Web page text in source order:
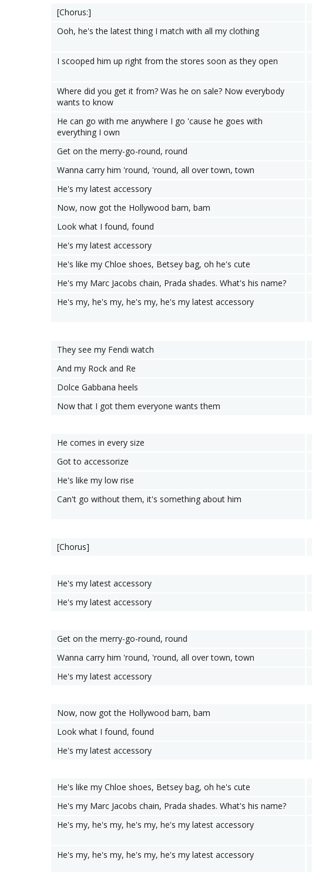
[Chorus:]
Ooh, he's the latest thing I match with all my clothing
I scooped him up right from the stores soon as they open
Where did you get it from? Was he on sale? Now everybody
wants to know
He can go with me anywhere I go 'cause he goes with
everything I own
Get on the merry-go-round, round
Wanna carry him 'round, 'round, all over town, town
He's my latest accessory
Now, now got the Hollywood bam, bam
Look what I found, found
He's my latest accessory
He's like my Chloe shoes, Betsey bag, oh he's cute
He's my Marc Jacobs chain, Prada shades. What's his name?
He's my, he's my, he's my, he's my latest accessory
They see my Fendi watch
And my Rock and Re
Dolce Gabbana heels
Now that I got them everyone wants them
He comes in every size
Got to accessorize
He's like my low rise
Can't go without them, it's something about him
[Chorus]
He's my latest accessory
He's my latest accessory
Get on the merry-go-round, round
Wanna carry him 'round, 'round, all over town, town
He's my latest accessory
Now, now got the Hollywood bam, bam
Look what I found, found
He's my latest accessory
He's like my Chloe shoes, Betsey bag, oh he's cute
He's my Marc Jacobs chain, Prada shades. What's his name?
He's my, he's my, he's my, he's my latest accessory
He's my, he's my, he's my, he's my latest accessory